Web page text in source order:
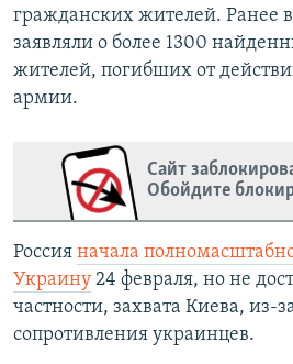
гражданских жителей. Ранее
заявляли о более 1300
жителей, погибших от
армии.
Сайт
Обойдите
Россия начала
Украину 24 февраля, но не
частности, захвата Киева, из-
сопротивления украинцев.